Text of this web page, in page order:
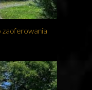
zaoferowania